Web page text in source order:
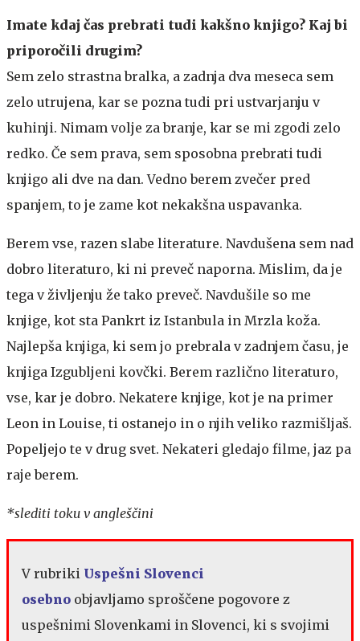
Imate kdaj čas prebrati tudi kakšno knjigo? Kaj bi
priporočili drugim?
Sem zelo strastna bralka, a zadnja dva meseca sem
zelo utrujena, kar se pozna tudi pri ustvarjanju v
kuhinji. Nimam volje za branje, kar se mi zgodi zelo
redko. Če sem prava, sem sposobna prebrati tudi
knjigo ali dve na dan. Vedno berem zvečer pred
spanjem, to je zame kot nekakšna uspavanka.
Berem vse, razen slabe literature. Navdušena sem nad
dobro literaturo, ki ni preveč naporna. Mislim, da je
tega v življenju že tako preveč. Navdušile so me
knjige, kot sta Pankrt iz Istanbula in Mrzla koža.
Najlepša knjiga, ki sem jo prebrala v zadnjem času, je
knjiga Izgubljeni kovčki. Berem različno literaturo,
vse, kar je dobro. Nekatere knjige, kot je na primer
Leon in Louise, ti ostanejo in o njih veliko razmišljaš.
Popeljejo te v drug svet. Nekateri gledajo filme, jaz pa
raje berem.
*slediti toku v angleščini
V rubriki Uspešni Slovenci
osebno objavljamo sproščene pogovore z
uspešnimi Slovenkami in Slovenci, ki s svojimi